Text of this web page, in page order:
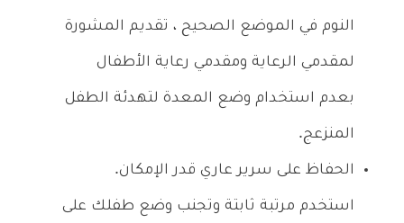
النوم في الموضع الصحيح ، تقديم المشورة
لمقدمي الرعاية ومقدمي رعاية الأطفال
بعدم استخدام وضع المعدة لتهدئة الطفل
المنزعج.
الحفاظ على سرير عاري قدر الإمكان.
استخدم مرتبة ثابتة وتجنب وضع طفلك على